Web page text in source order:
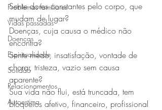
Problemas familiares
Vidas passadas
Doenças
Espiritualidade
Solidão
Relacionamentos
Autoestima
Sente dores constantes pelo corpo, que
mudam de lugar?
Doenças, cuja causa o médico não
encontra?
Sente medo, insatisfação, vontade de
chorar, tristeza, vazio sem causa
aparente?
Sua vida não flui, está truncada, tem
bloqueios afetivo, financeiro, profissional